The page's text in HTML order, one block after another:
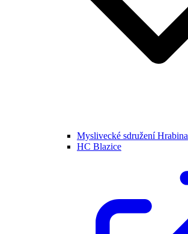
Myslivecké sdružení Hrabina
HC Blazice